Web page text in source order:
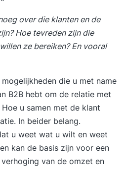
over die klanten en de
Hoe tevreden zijn die
ze bereiken? En vooral
die u met name
B2B hebt om de relatie met
u samen met de klant
In beider belang.
u weet wat u wilt en weet
kan de basis zijn voor een
van de omzet en